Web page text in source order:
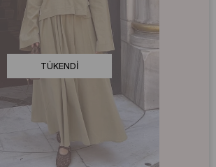
TÜKENDI